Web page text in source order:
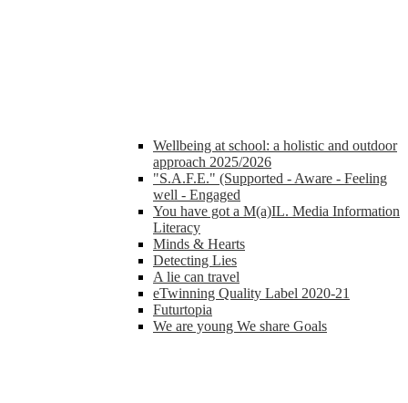
Wellbeing at school: a holistic and outdoor
approach 2025/2026
"S.A.F.E." (Supported - Aware - Feeling
well - Engaged
You have got a M(a)IL. Media Information
Literacy
Minds & Hearts
Detecting Lies
A lie can travel
eTwinning Quality Label 2020-21
Futurtopia
We are young We share Goals